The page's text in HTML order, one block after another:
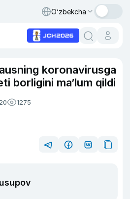
O‘zbekcha
koronavirusga
borligini ma’lum qildi
1275